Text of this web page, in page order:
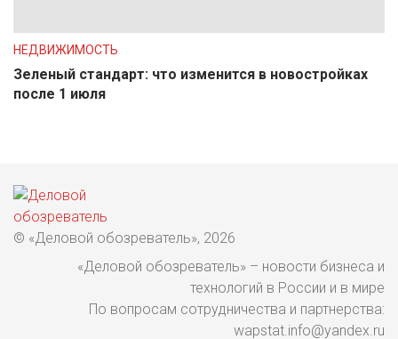
НЕДВИЖИМОСТЬ
Зеленый стандарт: что изменится в новостройках
после 1 июля
© «Деловой обозреватель», 2026
«Деловой обозреватель» – новости бизнеса и
технологий в России и в мире
По вопросам сотрудничества и партнерства:
wapstat.info@yandex.ru